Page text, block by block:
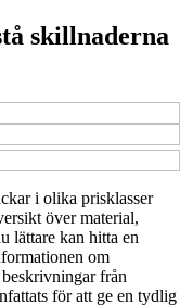
skillnaderna
i olika prisklasser
över material,
lättare kan hitta en
om
från
för att ge en tydlig